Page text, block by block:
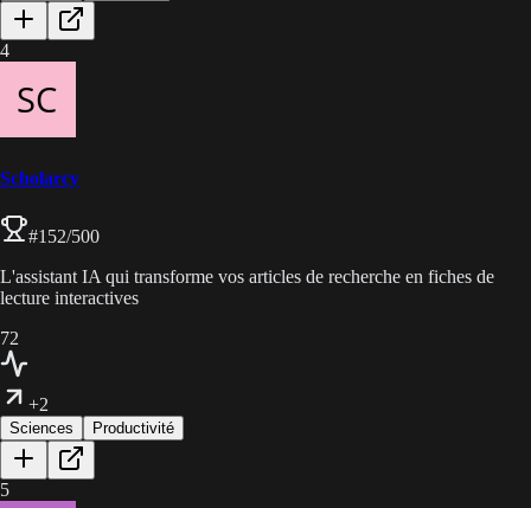
4
Scholarcy
#152/500
L'assistant IA qui transforme vos articles de recherche en fiches de
lecture interactives
72
+2
Sciences Productivité
5